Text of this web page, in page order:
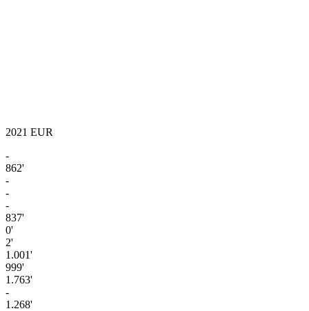
2021 EUR
-
862'
-
-
-
837'
0'
2'
1.001'
999'
1.763'
-
1.268'